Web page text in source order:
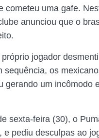
cometeu uma gafe.
anunciou que o
jogador
sequência, os
gerando um incômodo
sexta-feira (30), o
e pediu desculpas ao